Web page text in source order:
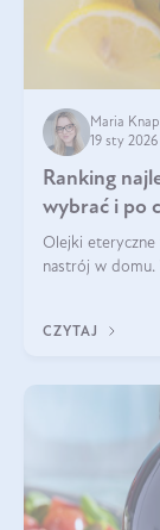
Maria
19 sty 2026
Ranking
wybrać i po
Olejki
nastrój w domu.
kryteria wyboru!
CZYTAJ